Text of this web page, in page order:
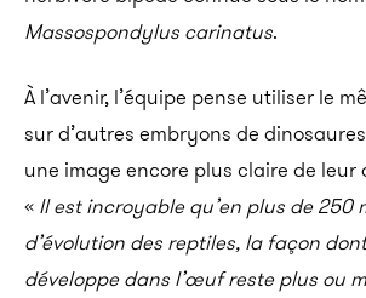
Massospondylus carinatus.
À l’avenir, l’équipe pense utiliser le
sur d’autres embryons de
une image encore plus claire de leur
« Il est incroyable qu’en plus de 250
d’évolution des reptiles, la façon
développe dans l’œuf reste plus ou